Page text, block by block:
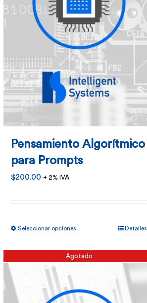
Pensamiento Algorítmico
para Prompts
$200.00 + 2% IVA
Seleccionar opciones
tiene
Las
Detalles
Agotado